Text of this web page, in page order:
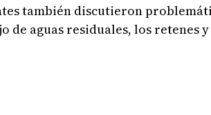
también discutieron
de aguas residuales, los